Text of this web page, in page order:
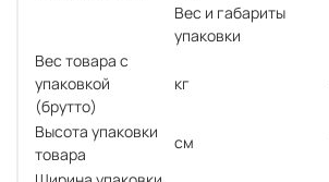
Вес и габариты
упаковки
Вес товара с
упаковкой
(брутто)
кг
Высота упаковки
товара
см